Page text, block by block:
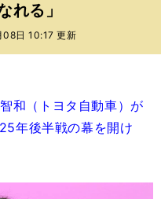
れる」
日 10:17 更新
和（トヨタ自動車）が
年後半戦の幕を開け